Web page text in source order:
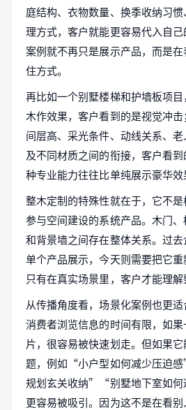
庭结构、衣物数量、换季收纳习
理方式，客户就能更容易代入自己
案例就不再只是展示产品，而是
住方式。
再比如一个别墅楼梯和护墙板项
木作效果，客户看到的是视觉冲
间层高、采光条件、动线关系、
及不同材质之间的衔接，客户看
种专业能力往往比单纯展示豪华效
整木定制的特殊性就在于，它不
参与空间建设的系统产品。木门
和背景墙之间存在整体关系。过
单个产品展示，今天则需要把它重
只有在真实场景里，客户才能理解
从传播角度看，场景化案例也更适
消费者浏览信息的时间有限，如
片，很容易被快速划走。但如果
题，例如“小户型如何减少压迫
规划玄关收纳”“别墅地下室如
更容易被吸引。因为这不是在看